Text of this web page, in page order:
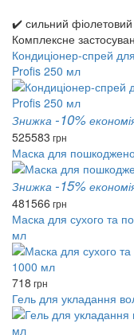
✔️ сильний фіолетовий
Комплексне
Кондиціонер-спрей
Profis 250 мл
Знижка -10%
525583 грн
Маска для
Знижка -15%
481566 грн
Маска для сухого та
мл
718 грн
Гель для укладання